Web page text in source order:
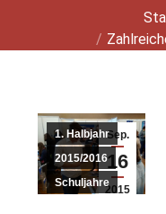
Sie befinden sich
Sep.
16
2015
1. Halbjahr
2015/2016
Schuljahre